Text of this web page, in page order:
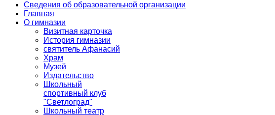
Сведения об образовательной организации
Главная
О гимназии
Визитная карточка
История гимназии
святитель Афанасий
Храм
Музей
Издательство
Школьный
спортивный клуб
"Светлоград"
Школьный театр